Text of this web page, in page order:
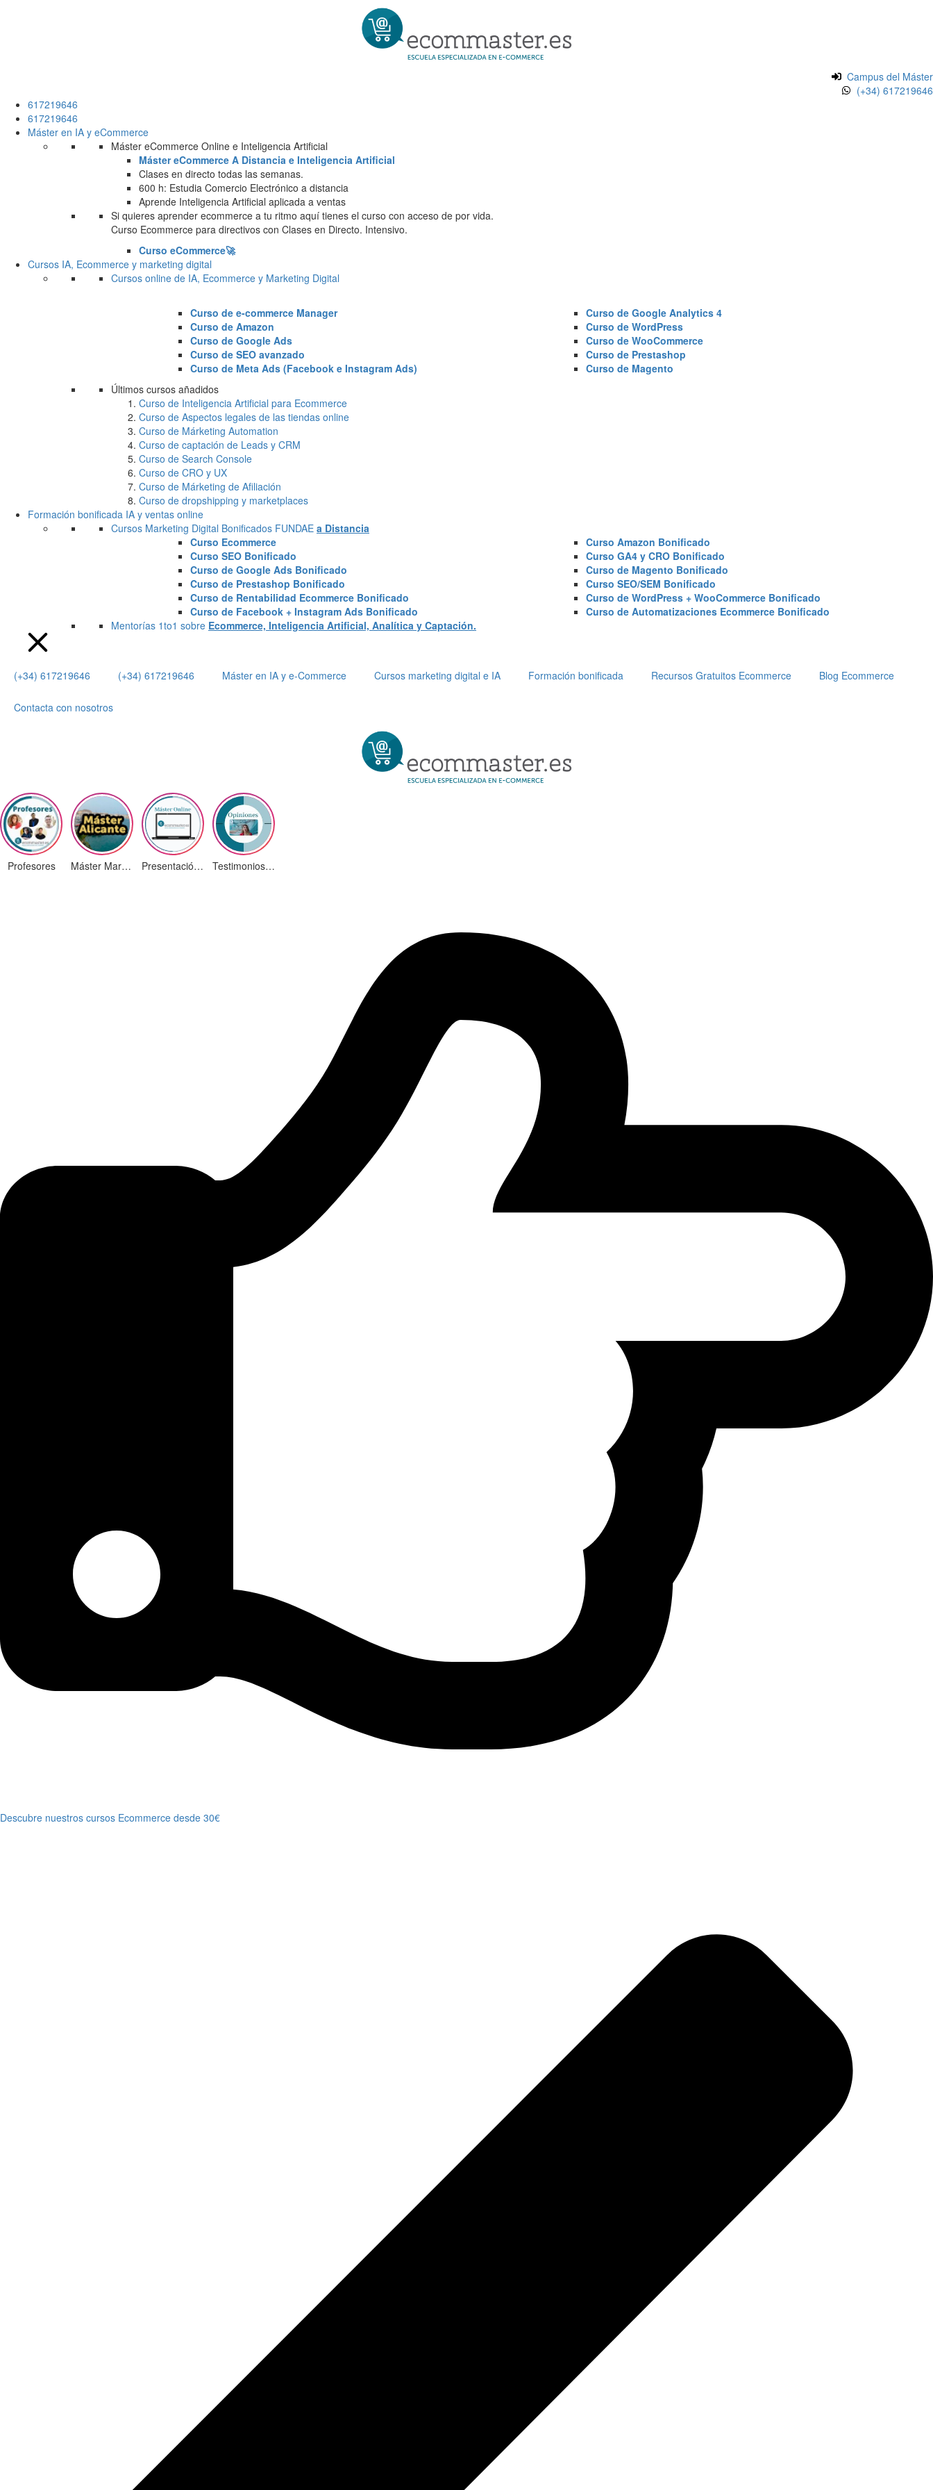
Campus del Máster
(+34) 617219646
617219646
617219646
Máster en IA y eCommerce
Máster eCommerce Online e Inteligencia Artificial
Máster eCommerce A Distancia e Inteligencia Artificial
Clases en directo todas las semanas.
600 h: Estudia Comercio Electrónico a distancia
Aprende Inteligencia Artificial aplicada a ventas
Si quieres aprender ecommerce a tu ritmo aquí tienes el curso con acceso de por vida.
Curso Ecommerce para directivos con Clases en Directo. Intensivo.
Curso eCommerce🚀
Cursos IA, Ecommerce y marketing digital
Cursos online de IA, Ecommerce y Marketing Digital
Curso de e-commerce Manager
Curso de Amazon
Curso de Google Ads
Curso de SEO avanzado
Curso de Meta Ads (Facebook e Instagram Ads)
Curso de Google Analytics 4
Curso de WordPress
Curso de WooCommerce
Curso de Prestashop
Curso de Magento
Últimos cursos añadidos
Curso de Inteligencia Artificial para Ecommerce
Curso de Aspectos legales de las tiendas online
Curso de Márketing Automation
Curso de captación de Leads y CRM
Curso de Search Console
Curso de CRO y UX
Curso de Márketing de Afiliación
Curso de dropshipping y marketplaces
Formación bonificada IA y ventas online
Cursos Marketing Digital Bonificados FUNDAE a Distancia
Curso Ecommerce
Curso SEO Bonificado
Curso de Google Ads Bonificado
Curso de Prestashop Bonificado
Curso de Rentabilidad Ecommerce Bonificado
Curso de Facebook + Instagram Ads Bonificado
Curso Amazon Bonificado
Curso GA4 y CRO Bonificado
Curso de Magento Bonificado
Curso SEO/SEM Bonificado
Curso de WordPress + WooCommerce Bonificado
Curso de Automatizaciones Ecommerce Bonificado
Mentorías 1to1 sobre Ecommerce, Inteligencia Artificial, Analítica y Captación.
(+34) 617219646 (+34) 617219646 Máster en IA y e-Commerce Cursos marketing digital e IA Formación bonificada Recursos Gratuitos Ecommerce Blog Ecommerce
Contacta con nosotros
Profesores Máster Marketing Digital en Alicante Presentación ¡Nuevas Ediciones! Testimonios Alumnos
Descubre nuestros cursos Ecommerce desde 30€